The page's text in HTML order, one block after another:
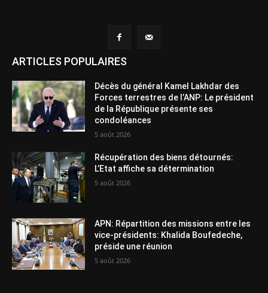
ARTICLES POPULAIRES
Décès du général Kamel Lakhdar des
Forces terrestres de l’ANP: Le président
de la République présente ses
condoléances
5 août 2026
Récupération des biens détournés:
L’Etat affiche sa détermination
5 août 2026
APN: Répartition des missions entre les
vice-présidents: Khalida Boufedeche,
préside une réunion
5 août 2026